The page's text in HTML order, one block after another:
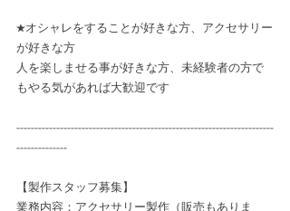
★オシャレをすることが好きな方、アクセサリー
が好きな方
人を楽しませる事が好きな方、未経験者の方で
もやる気があれば大歓迎です
-----------------------------------------------------------------------
--------------
【製作スタッフ募集】
業務内容：アクセサリー製作（販売もありま